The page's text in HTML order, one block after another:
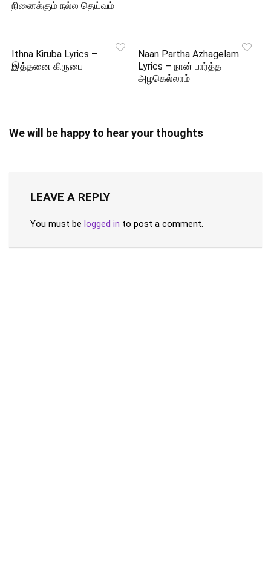
நினைக்கும் நல்ல தெய்வம்
Ithna Kiruba Lyrics –
இத்தனை கிருபை
Naan Partha Azhagelam
Lyrics – நான் பார்த்த
அழகெல்லாம்
We will be happy to hear your thoughts
LEAVE A REPLY
You must be logged in to post a comment.